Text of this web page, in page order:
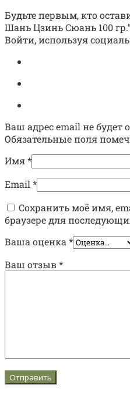
Будьте первым, кто
Шань Цзинь Сюань 100
Войти, используя
Ваш адрес email не будет
Обязательные поля
Имя*
Email *
Сохранить моё имя,
браузере для
Ваша оценка *
Ваш отзыв*